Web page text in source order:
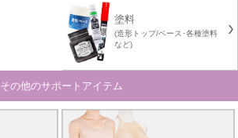
塗料
(造形トップ/ベース･各種塗料
など)
その他のサポートアイテム